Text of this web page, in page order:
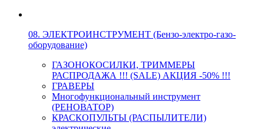
08. ЭЛЕКТРОИНСТРУМЕНТ (Бензо-электро-газо-
оборудование)
ГАЗОНОКОСИЛКИ, ТРИММЕРЫ
РАСПРОДАЖА !!! (SALE) АКЦИЯ -50% !!!
ГРАВЕРЫ
Многофункциональный инструмент
(РЕНОВАТОР)
КРАСКОПУЛЬТЫ (РАСПЫЛИТЕЛИ)